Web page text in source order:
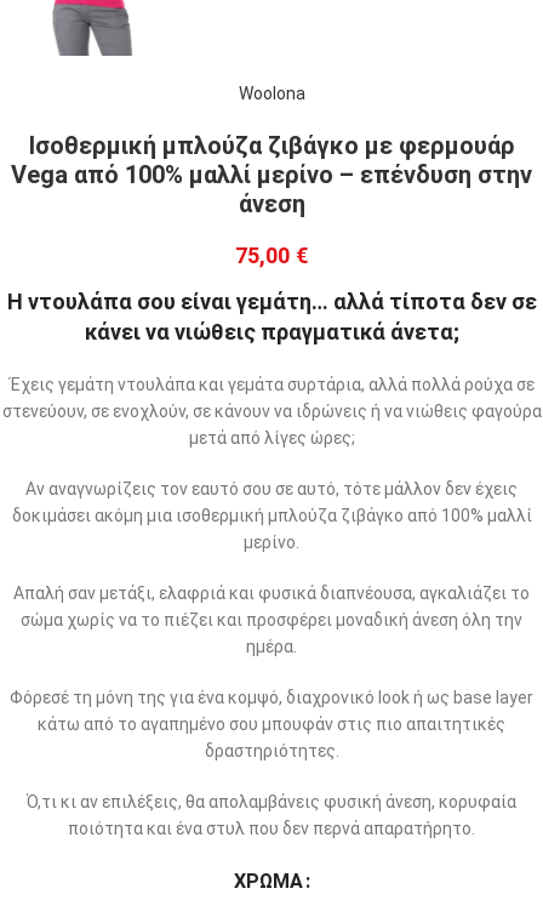
Woolona
Ισοθερμική μπλούζα ζιβάγκο με φερμουάρ
Vega από 100% μαλλί μερίνο – επένδυση στην
άνεση
75,00 €
Η ντουλάπα σου είναι γεμάτη… αλλά τίποτα δεν σε
κάνει να νιώθεις πραγματικά άνετα;
Έχεις γεμάτη ντουλάπα και γεμάτα συρτάρια, αλλά πολλά ρούχα σε
στενεύουν, σε ενοχλούν, σε κάνουν να ιδρώνεις ή να νιώθεις φαγούρα
μετά από λίγες ώρες;
Αν αναγνωρίζεις τον εαυτό σου σε αυτό, τότε μάλλον δεν έχεις
δοκιμάσει ακόμη μια ισοθερμική μπλούζα ζιβάγκο από 100% μαλλί
μερίνο.
Απαλή σαν μετάξι, ελαφριά και φυσικά διαπνέουσα, αγκαλιάζει το
σώμα χωρίς να το πιέζει και προσφέρει μοναδική άνεση όλη την
ημέρα.
Φόρεσέ τη μόνη της για ένα κομψό, διαχρονικό look ή ως base layer
κάτω από το αγαπημένο σου μπουφάν στις πιο απαιτητικές
δραστηριότητες.
Ό,τι κι αν επιλέξεις, θα απολαμβάνεις φυσική άνεση, κορυφαία
ποιότητα και ένα στυλ που δεν περνά απαρατήρητο.
ΧΡΏΜΑ